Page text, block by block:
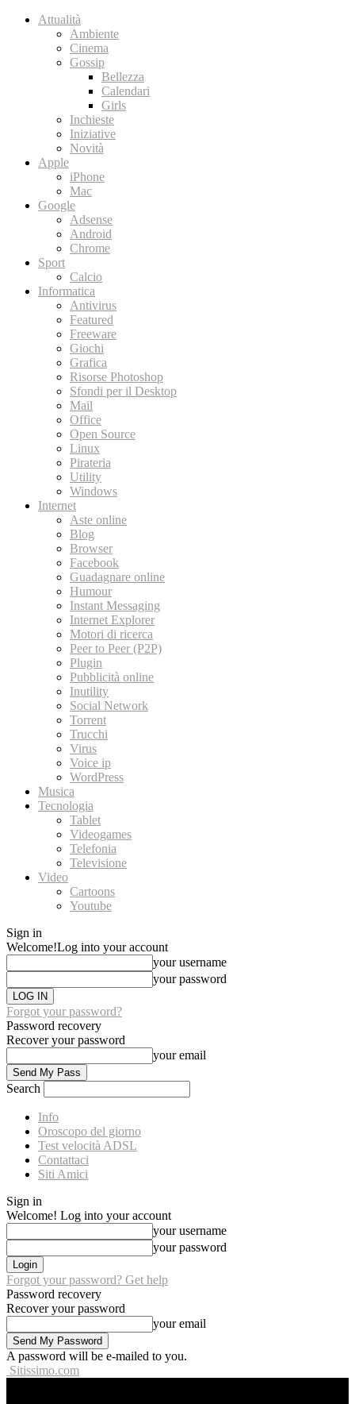
Attualità
Ambiente
Cinema
Gossip
Bellezza
Calendari
Girls
Inchieste
Iniziative
Novità
Apple
iPhone
Mac
Google
Adsense
Android
Chrome
Sport
Calcio
Informatica
Antivirus
Featured
Freeware
Giochi
Grafica
Risorse Photoshop
Sfondi per il Desktop
Mail
Office
Open Source
Linux
Pirateria
Utility
Windows
Internet
Aste online
Blog
Browser
Facebook
Guadagnare online
Humour
Instant Messaging
Internet Explorer
Motori di ricerca
Peer to Peer (P2P)
Plugin
Pubblicità online
Inutility
Social Network
Torrent
Trucchi
Virus
Voice ip
WordPress
Musica
Tecnologia
Tablet
Videogames
Telefonia
Televisione
Video
Cartoons
Youtube
Sign in
Welcome!Log into your account
your username
your password
Forgot your password?
Password recovery
Recover your password
your email
Search
Info
Oroscopo del giorno
Test velocità ADSL
Contattaci
Siti Amici
Sign in
Welcome! Log into your account
your username
your password
Forgot your password? Get help
Password recovery
Recover your password
your email
A password will be e-mailed to you.
Sitissimo.com